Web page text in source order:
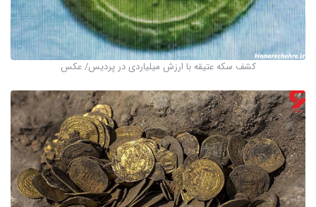
کشف سکه عتیقه با ارزش میلیاردی در پردیس/ عکس